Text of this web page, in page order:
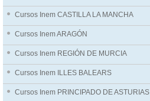
Cursos Inem CASTILLA LA MANCHA
Cursos Inem ARAGÓN
Cursos Inem REGIÓN DE MURCIA
Cursos Inem ILLES BALEARS
Cursos Inem PRINCIPADO DE ASTURIAS